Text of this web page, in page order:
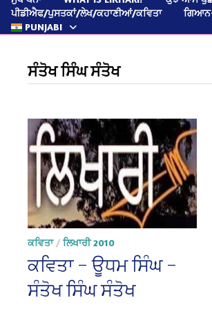
ਪੀਡੀਐਫ/ਪੁਸਤਕਾਂ/ਲੇਖ/ਕਹਾਣੀਆਂ/ਕਵਿਤਾ
PUNJABI
ਸੰਤੋਖ ਸਿੰਘ ਸੰਤੋਖ
ਕਵਿਤਾ/ਲਿਖਾਰੀ 2010
ਕਵਿਤਾ – ਊਧਮ ਸਿੰਘ –
ਸੰਤੋਖ ਸਿੰਘ ਸੰਤੋਖ